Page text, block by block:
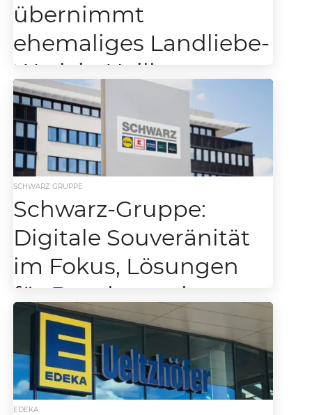
übernimmt
ehemaliges Landliebe-
Werk in Heilbronn….
Die Nachricht kommt leise daher – und hat
doch strategisches Gewicht: Die Schwarz-
Gruppe übernimmt das ehemalige Landliebe-
Werk in Heilbronn. Will Kauland &...
SCHWARZ GRUPPE
Schwarz-Gruppe:
Digitale Souveränität
im Fokus, Lösungen
für Bundestag im
Petto
Wenn der Bundestag über Stackit (ein
Unternehmen der Schwarz-Gruppe sowie
Schwester von Lidl, Prezero & Kaufland)
spricht, hört auch der Handel genau...
EDEKA